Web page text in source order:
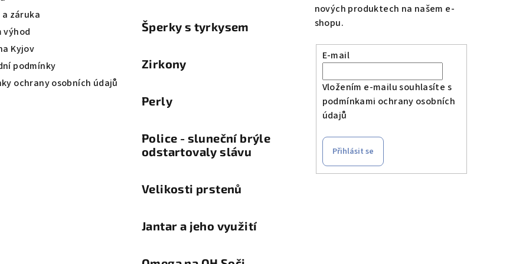
záruka
výhod
Kyjov
podmínky
ochrany osobních údajů
Šperky s tyrkysem
Zirkony
Perly
Police - sluneční brýle
odstartovaly slávu
Velikosti prstenů
Jantar a jeho využití
nových produktech na našem e-
shopu.
E-mail
Vložením e-mailu souhlasíte s
podmínkami ochrany osobních
údajů
Přihlásit se